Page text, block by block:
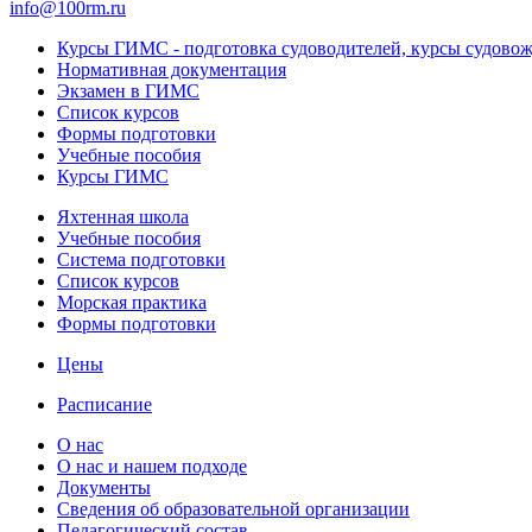
info@100rm.ru
Курсы ГИМС - подготовка судоводителей, курсы
Нормативная документация
Экзамен в ГИМС
Список курсов
Формы подготовки
Учебные пособия
Курсы ГИМС
Яхтенная школа
Учебные пособия
Cистема подготовки
Список курсов
Морская практика
Формы подготовки
Цены
Расписание
О нас
О нас и нашем подходе
Документы
Сведения об образовательной организации